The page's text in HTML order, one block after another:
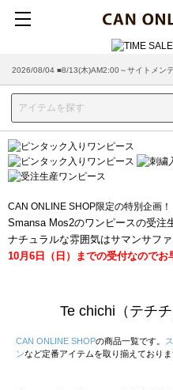
2026/08/04 ■8/13(木)AM2:00～サイトメン
2026/07/29 ■【お知らせ】ヤマト運輸の配
CAN ONLINE SHOP限定の特別企画！
Smansa Mos2のワンピースの受注
ナチュラルな雰囲気はサマンサファ
10月6日（日）までの受付なのでお
Te chichi（テチ
CAN ONLINE SHOPの商品一覧です。
ンなど定番アイテムを取り揃えておりま